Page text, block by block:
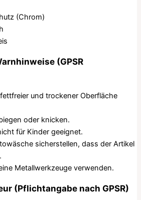
(Chrom)
(GPSR
und trockener Oberfläche
oder knicken.
für Kinder geeignet.
sicherstellen, dass der Artikel
Metallwerkzeuge verwenden.
(Pflichtangabe nach GPSR)